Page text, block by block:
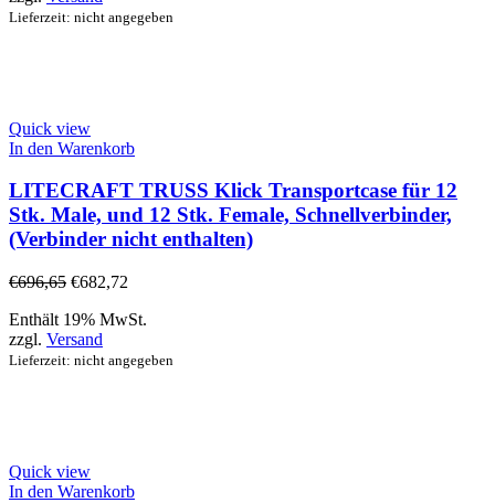
Lieferzeit: nicht angegeben
Quick view
In den Warenkorb
LITECRAFT TRUSS Klick Transportcase für 12
Stk. Male, und 12 Stk. Female, Schnellverbinder,
(Verbinder nicht enthalten)
€696,65 €682,72
Enthält 19% MwSt.
zzgl. Versand
Lieferzeit: nicht angegeben
Quick view
In den Warenkorb